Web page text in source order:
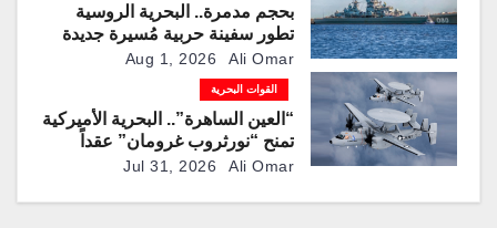
بحجم مدمرة.. البحرية الروسية
تطور سفينة حربية مُسيرة جديدة
لمطاردة الغواصات
Aug 1, 2026 Ali Omar
القوات البحرية
“العين الساهرة”.. البحرية الأميركية
تمنح “نورثروب غرومان” عقداً
بقيمة تقترب من 1.2 مليار دولار
المراقبة “E-2D”
Jul 31, 2026 Ali Omar